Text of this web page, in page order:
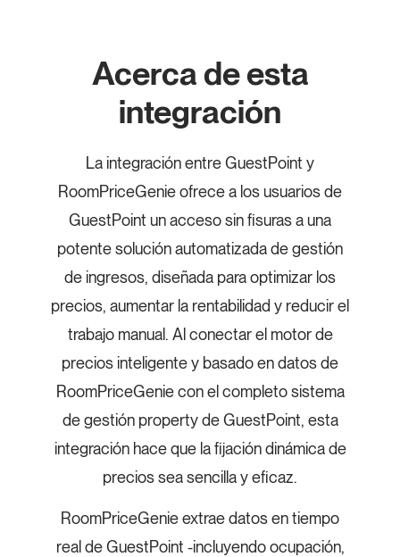
Acerca de esta
integración
La integración entre GuestPoint y
RoomPriceGenie ofrece a los usuarios de
GuestPoint un acceso sin fisuras a una
potente solución automatizada de gestión
de ingresos, diseñada para optimizar los
precios, aumentar la rentabilidad y reducir el
trabajo manual. Al conectar el motor de
precios inteligente y basado en datos de
RoomPriceGenie con el completo sistema
de gestión property de GuestPoint, esta
integración hace que la fijación dinámica de
precios sea sencilla y eficaz.
RoomPriceGenie extrae datos en tiempo
real de GuestPoint -incluyendo ocupación,